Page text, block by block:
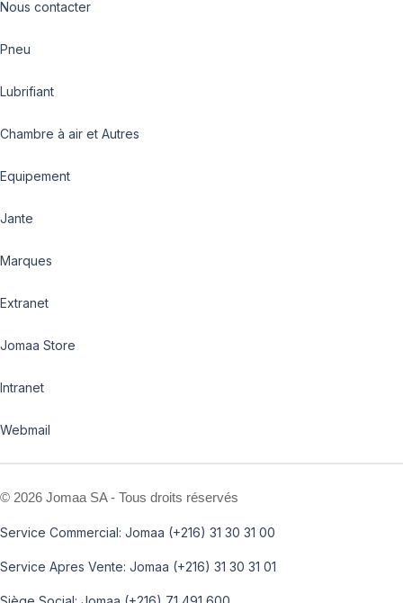
Nous contacter
Pneu
Lubrifiant
Chambre à air et Autres
Equipement
Jante
Marques
Extranet
Jomaa Store
Intranet
Webmail
© 2026 Jomaa SA - Tous droits réservés
Service Commercial: Jomaa (+216) 31 30 31 00
Service Apres Vente: Jomaa (+216) 31 30 31 01